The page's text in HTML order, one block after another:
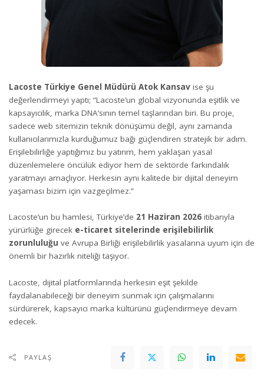
Lacoste Türkiye Genel Müdürü Atok Kansav ise şu
değerlendirmeyi yaptı; “Lacoste’un global vizyonunda eşitlik ve
kapsayıcılık, marka DNA’sının temel taşlarından biri. Bu proje,
sadece web sitemizin teknik dönüşümü değil, aynı zamanda
kullanıcılarımızla kurduğumuz bağı güçlendiren stratejik bir adım.
Erişilebilirliğe yaptığımız bu yatırım, hem yaklaşan yasal
düzenlemelere öncülük ediyor hem de sektörde farkındalık
yaratmayı amaçlıyor. Herkesin aynı kalitede bir dijital deneyim
yaşaması bizim için vazgeçilmez.”
Lacoste’un bu hamlesi, Türkiye’de 21 Haziran 2026 itibarıyla
yürürlüğe girecek e-ticaret sitelerinde erişilebilirlik
zorunluluğu ve Avrupa Birliği erişilebilirlik yasalarına uyum için de
önemli bir hazırlık niteliği taşıyor.
Lacoste, dijital platformlarında herkesin eşit şekilde
faydalanabileceği bir deneyim sunmak için çalışmalarını
sürdürerek, kapsayıcı marka kültürünü güçlendirmeye devam
edecek.
PAYLAŞ